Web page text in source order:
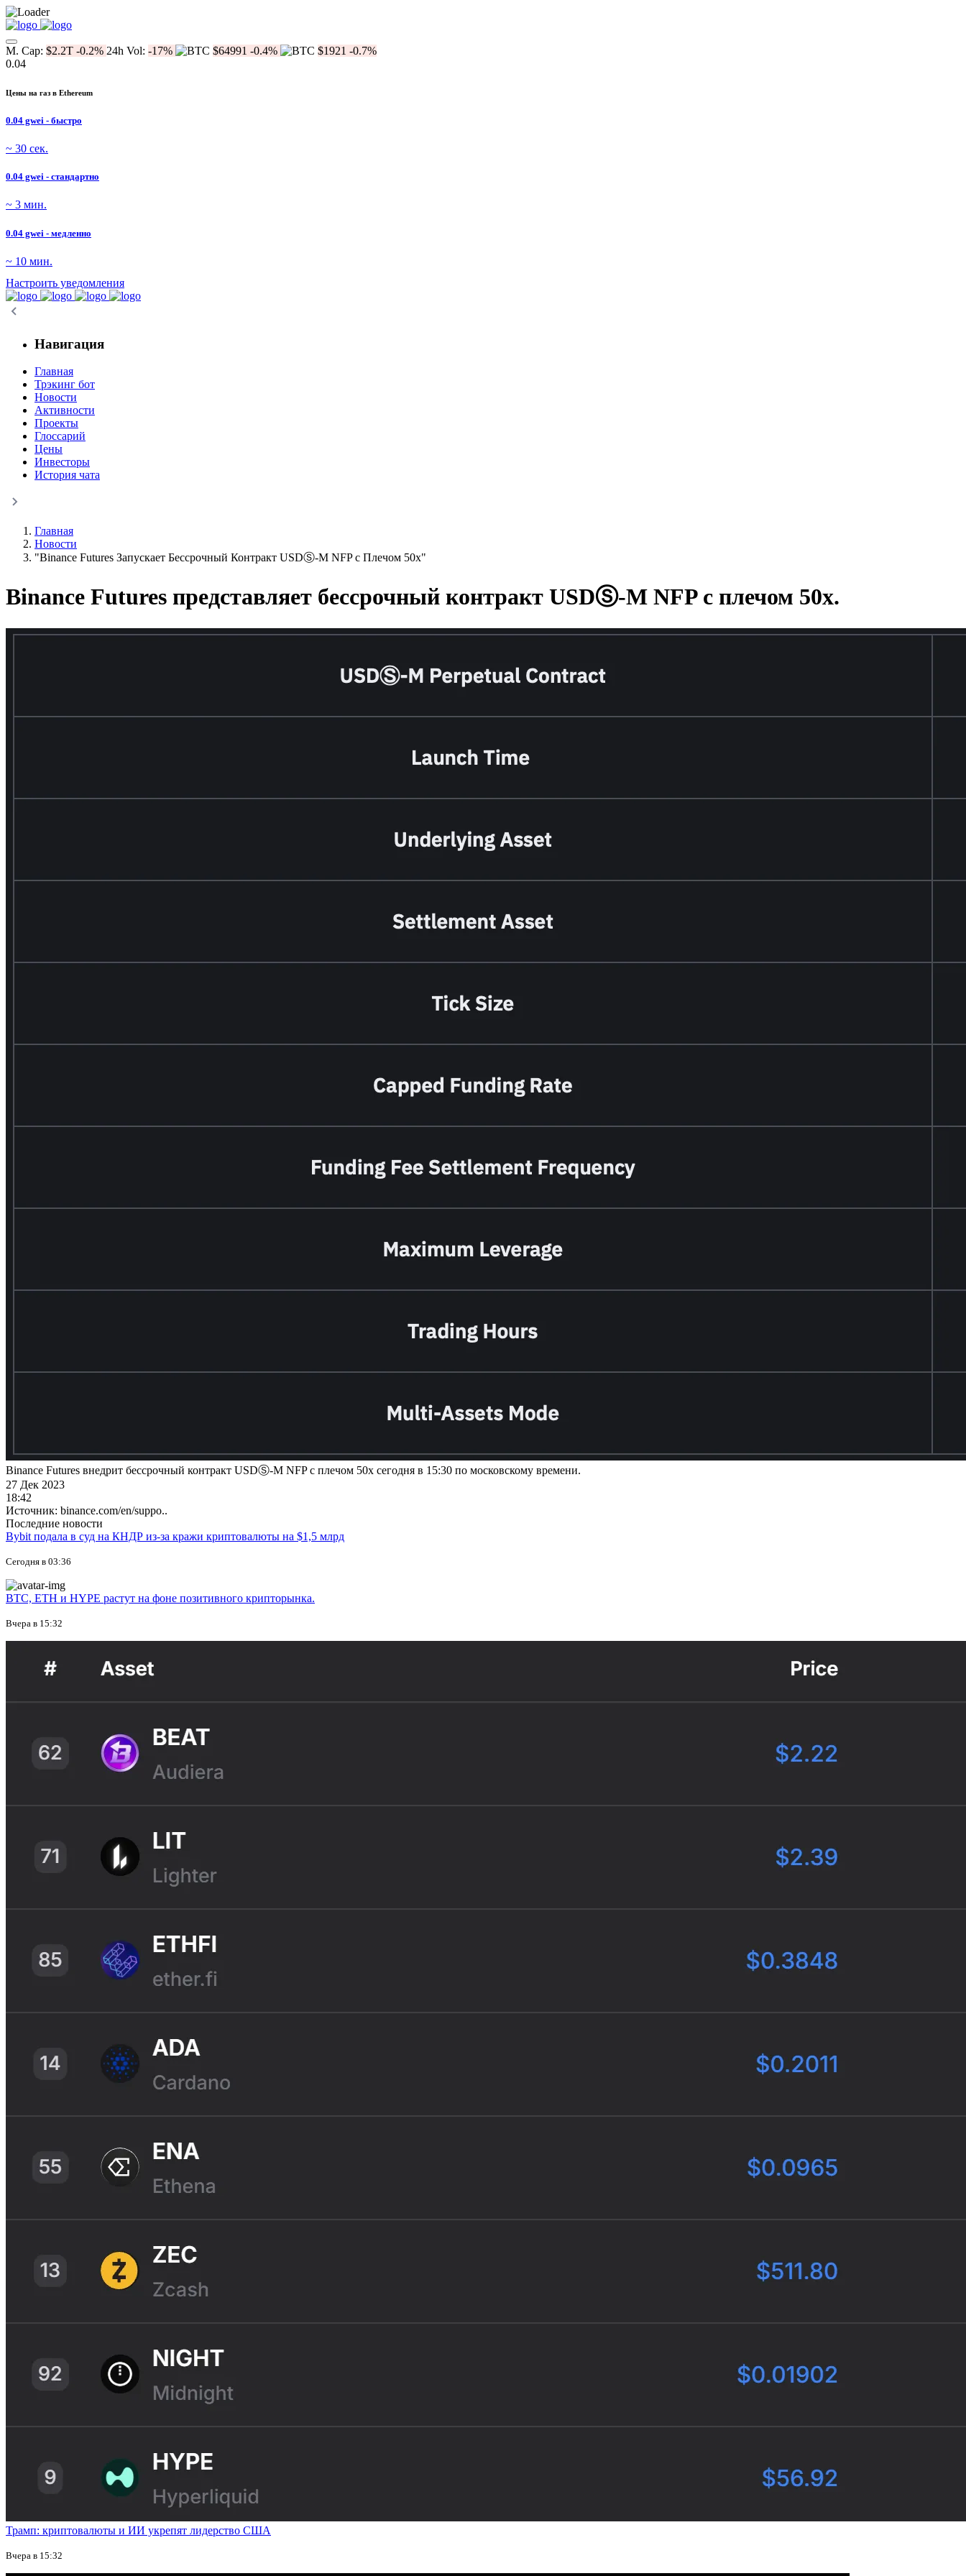
M. Cap: $2.2T -0.2% 24h Vol: -17% $64991 -0.4% $1921 -0.7%
0.04
Цены на газ в Ethereum
0.04 gwei - быстро
~ 30 сек.
0.04 gwei - стандартно
~ 3 мин.
0.04 gwei - медленно
~ 10 мин.
Настроить уведомления
Навигация
Главная
Трэкинг бот
Новости
Активности
Проекты
Глоссарий
Цены
Инвесторы
История чата
Главная
Новости
"Binance Futures Запускает Бессрочный Контракт USDⓈ-M NFP с Плечом 50x"
Binance Futures представляет бессрочный контракт USDⓈ-M NFP с плечом 50x.
Binance Futures внедрит бессрочный контракт USDⓈ-M NFP с плечом 50х сегодня в 15:30 по московскому времени.
27 Дек 2023
18:42
Источник: binance.com/en/suppo..
Последние новости
Bybit подала в суд на КНДР из-за кражи криптовалюты на $1,5 млрд
Сегодня в 03:36
BTC, ETH и HYPE растут на фоне позитивного крипторынка.
Вчера в 15:32
Трамп: криптовалюты и ИИ укрепят лидерство США
Вчера в 15:32